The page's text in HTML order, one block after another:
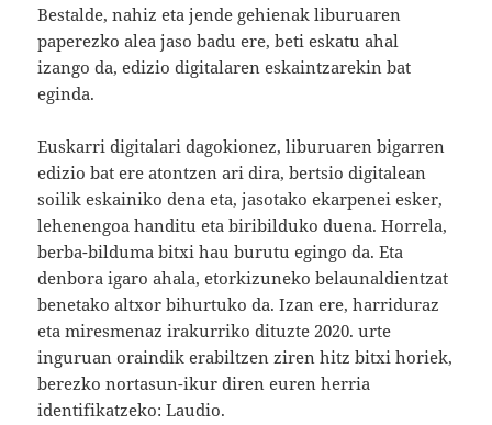
Bestalde, nahiz eta jende gehienak liburuaren
paperezko alea jaso badu ere, beti eskatu ahal
izango da, edizio digitalaren eskaintzarekin bat
eginda.
Euskarri digitalari dagokionez, liburuaren bigarren
edizio bat ere atontzen ari dira, bertsio digitalean
soilik eskainiko dena eta, jasotako ekarpenei esker,
lehenengoa handitu eta biribilduko duena. Horrela,
berba-bilduma bitxi hau burutu egingo da. Eta
denbora igaro ahala, etorkizuneko belaunaldientzat
benetako altxor bihurtuko da. Izan ere, harriduraz
eta miresmenaz irakurriko dituzte 2020. urte
inguruan oraindik erabiltzen ziren hitz bitxi horiek,
berezko nortasun-ikur diren euren herria
identifikatzeko: Laudio.